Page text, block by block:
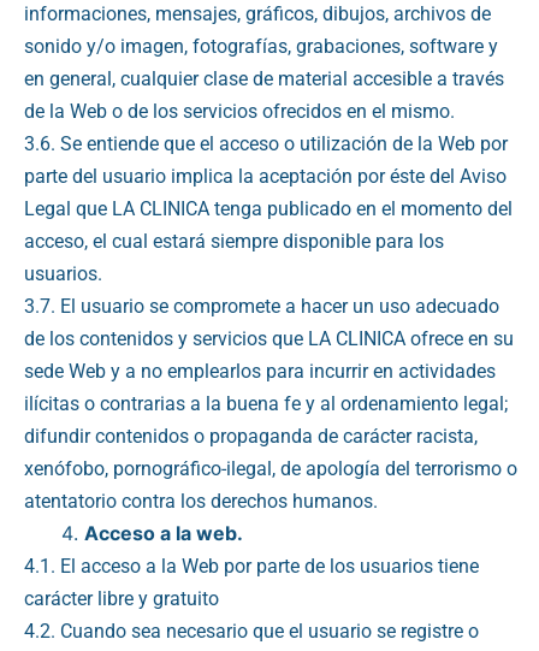
informaciones, mensajes, gráficos, dibujos, archivos de
sonido y/o imagen, fotografías, grabaciones, software y
en general, cualquier clase de material accesible a través
de la Web o de los servicios ofrecidos en el mismo.
3.6. Se entiende que el acceso o utilización de la Web por
parte del usuario implica la aceptación por éste del Aviso
Legal que LA CLINICA tenga publicado en el momento del
acceso, el cual estará siempre disponible para los
usuarios.
3.7. El usuario se compromete a hacer un uso adecuado
de los contenidos y servicios que LA CLINICA ofrece en su
sede Web y a no emplearlos para incurrir en actividades
ilícitas o contrarias a la buena fe y al ordenamiento legal;
difundir contenidos o propaganda de carácter racista,
xenófobo, pornográfico-ilegal, de apología del terrorismo o
atentatorio contra los derechos humanos.
Acceso a la web.
4.1. El acceso a la Web por parte de los usuarios tiene
carácter libre y gratuito
4.2. Cuando sea necesario que el usuario se registre o